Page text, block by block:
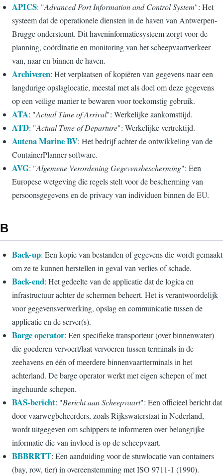
APICS: "Advanced Port Information and Control System": Het
systeem dat de operationele diensten in de haven van Antwerpen-
Brugge ondersteunt. Dit haveninformatiesysteem zorgt voor de
planning, coördinatie en monitoring van het scheepvaartverkeer
van, naar en binnen de haven.
Archiveren: Het verplaatsen of kopiëren van gegevens naar een
langdurige opslaglocatie, meestal met als doel om deze gegevens
op een veilige manier te bewaren voor toekomstig gebruik.
ATA: "Actual Time of Arrival": Werkelijke aankomsttijd.
ATD: "Actual Time of Departure": Werkelijke vertrektijd.
Autena Marine BV: Het bedrijf achter de ontwikkeling van de
ContainerPlanner-software.
AVG: "Algemene Verordening Gegevensbescherming": Een
Europese wetgeving die regels stelt voor de bescherming van
persoonsgegevens en de privacy van individuen binnen de EU.
B
Back-up: Een kopie van bestanden of gegevens die wordt gemaakt
om ze te kunnen herstellen in geval van verlies of schade.
Back-end: Het gedeelte van de applicatie dat de logica en
infrastructuur achter de schermen beheert. Het is verantwoordelijk
voor gegevensverwerking, opslag en communicatie tussen de
applicatie en de server(s).
Barge operator: Een specifieke transporteur (over binnenwater)
die goederen vervoert/laat vervoeren tussen terminals in de
zeehavens en één of meerdere binnenvaartterminals in het
achterland. De barge operator werkt met eigen schepen of met
ingehuurde schepen.
BAS-bericht: "Bericht aan Scheepvaart": Een officieel bericht dat
door vaarwegbeheerders, zoals Rijkswaterstaat in Nederland,
wordt uitgegeven om schippers te informeren over belangrijke
informatie die van invloed is op de scheepvaart.
BBBRRTT: Een aanduiding voor de stuwlocatie van containers
(bay, row, tier) in overeenstemming met ISO 9711-1 (1990).